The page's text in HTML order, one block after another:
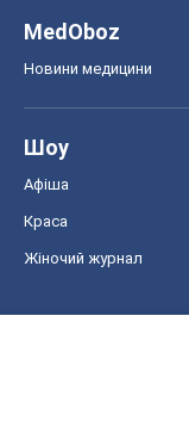
MedOboz
Новини медицини
Шоу
Афіша
Краса
Жіночий журнал